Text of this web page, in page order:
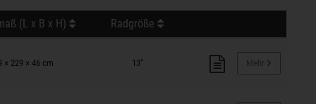
(L x B x H) Radgröße
× 229 × 46 cm 13"